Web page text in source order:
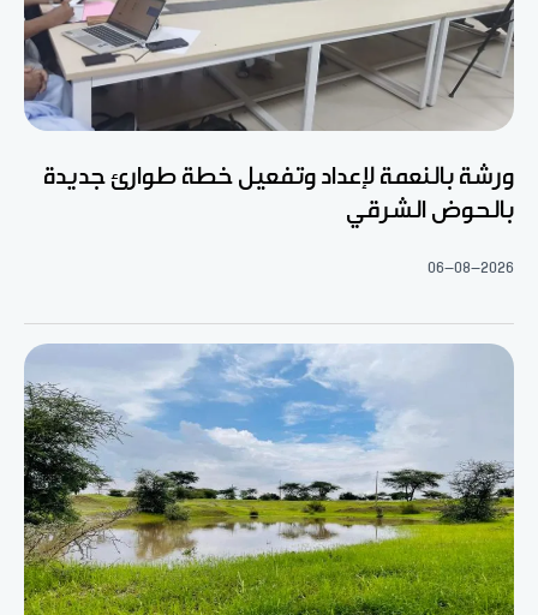
ورشة بالنعمة لإعداد وتفعيل خطة طوارئ جديدة
بالحوض الشرقي
06-08-2026